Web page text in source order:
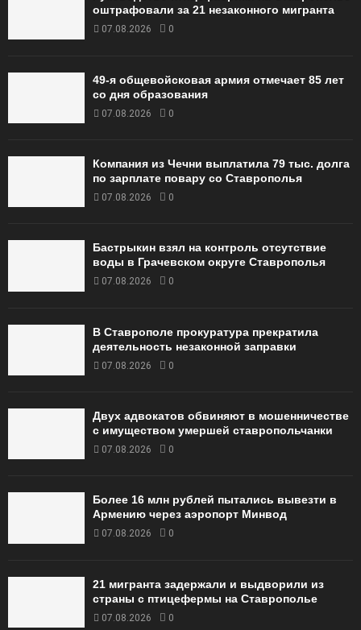
оштрафовали за 21 незаконного мигранта
07.08.2026 0
49‑я общевойсковая армия отмечает 85 лет
со дня образования
07.08.2026 0
Компания из Чечни выплатила 79 тыс. долга
по зарплате повару со Ставрополья
07.08.2026 0
Бастрыкин взял на контроль отсутствие
воды в Грачевском округе Ставрополья
07.08.2026 0
В Ставрополе прокуратура прекратила
деятельность незаконной заправки
07.08.2026 0
Двух адвокатов обвиняют в мошенничестве
с имуществом умершей ставропольчанки
07.08.2026 0
Более 16 млн рублей пытались вывезти в
Армению через аэропорт Минвод
07.08.2026 0
21 мигранта задержали и выдворили из
страны с птицефермы на Ставрополье
07.08.2026 0